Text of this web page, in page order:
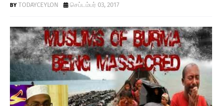
TODAYCEYLON செப்டம்பர் 03, 2017